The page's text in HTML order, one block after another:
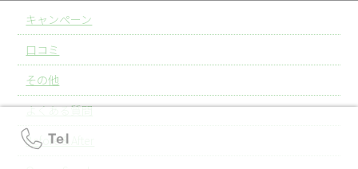
キャンペーン
口コミ
その他
よくある質問
Before＆After